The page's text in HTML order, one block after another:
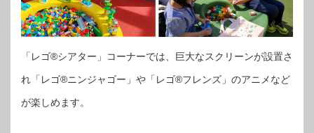
「レゴ®シアター」コーナーでは、巨大なスクリーンが設置さ
れ「レゴ®ニンジャゴー」や「レゴ®フレンズ」のアニメなど
が楽しめます。